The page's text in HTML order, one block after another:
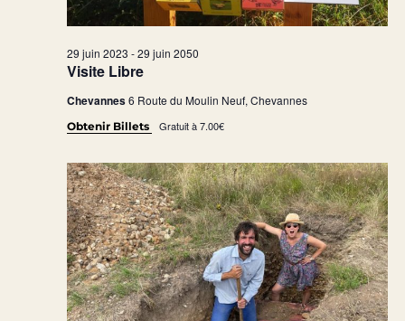
Visite Libre
29 juin 2023 -29 juin 2050
Chevannes6 Route du Moulin Neuf, Chevannes
Obtenir Billets Gratuit à 7.00€